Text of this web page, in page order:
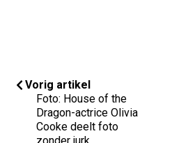
Vorig artikel
Foto: House of the
Dragon-actrice Olivia
Cooke deelt foto